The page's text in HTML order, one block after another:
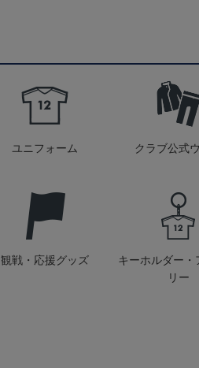
ユニフォーム クラブ公式
観戦・応援グッズ
キーホルダー・
リー